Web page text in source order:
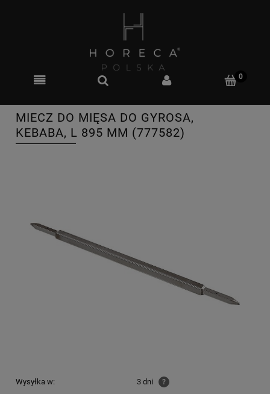
MIECZ DO MIĘSA DO GYROSA,
KEBABA, L 895 MM (777582)
Wysyłka w: 3 dni ?